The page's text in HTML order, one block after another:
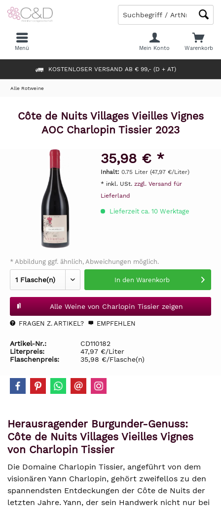
KOSTENLOSER VERSAND AB € 99,- (D + AT)
Warenkorb
Mein Konto
Menü
Alle Rotweine
Côte de Nuits Villages Vieilles Vignes
AOC Charlopin Tissier 2023
35,98 € *
Inhalt: 0.75 Liter (47,97 €/Liter)
* inkl. USt. zzgl. Versand für
Lieferland
Lieferzeit ca. 10 Werktage
* Abbildung ggf. ähnlich, Abweichungen möglich.
In den Warenkorb
Alle Weine von Charlopin Tissier zeigen
FRAGEN Z. ARTIKEL? EMPFEHLEN
Artikel-Nr.:
CD110182
Literpreis:
47,97 €/Liter
Flaschenpreis:
35,98 €/Flasche(n)
Herausragender Burgunder-Genuss:
Côte de Nuits Villages Vieilles Vignes
von Charlopin Tissier
Die Domaine Charlopin Tissier, angeführt von dem
visionären Yann Charlopin, gehört zweifellos zu den
spannendsten Entdeckungen der Côte de Nuits der
letzten Jahre. Yann, der sein Handwerk nicht nur bei